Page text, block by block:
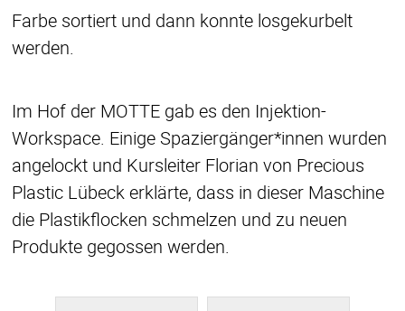
Farbe sortiert und dann konnte losgekurbelt
werden.
Im Hof der MOTTE gab es den Injektion-
Workspace. Einige Spaziergänger*innen wurden
angelockt und Kursleiter Florian von Precious
Plastic Lübeck erklärte, dass in dieser Maschine
die Plastikflocken schmelzen und zu neuen
Produkte gegossen werden.